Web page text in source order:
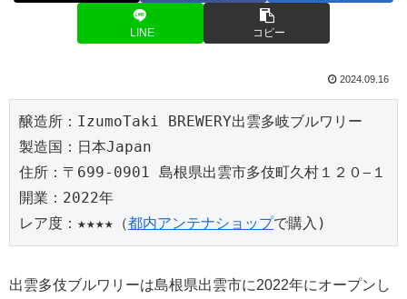
LINE コピー
2024.09.16
醸造所：IzumoTaki BREWERY出雲多岐ブルワリー
製造国：日本Japan
住所：〒699-0901 島根県出雲市多伎町久村１２０−１
開業：2022年
レア度：★★★★（都内アンテナショップで購入)
出雲多伎ブルワリーは島根県出雲市に2022年にオープンし